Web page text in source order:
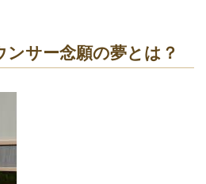
ンサー念願の夢とは？